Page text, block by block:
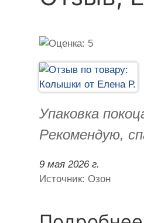
Упаковка
Рекомендую,
9 мая 2026 г.
Источник: Озон